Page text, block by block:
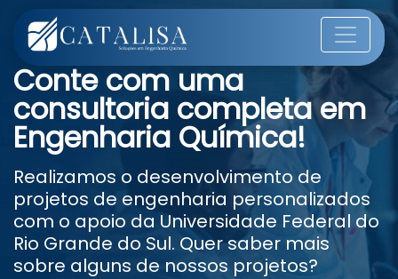
Conte com uma
consultoria completa em
Engenharia Química!
Realizamos o desenvolvimento de
projetos de engenharia personalizados
com o apoio da Universidade Federal do
Rio Grande do Sul. Quer saber mais
sobre alguns de nossos projetos?